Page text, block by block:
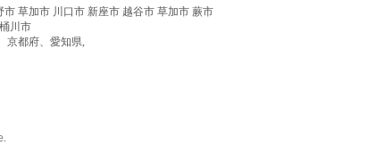
草加市 川口市 新座市 越谷市 草加市 蕨市
川市
京都府、愛知県,